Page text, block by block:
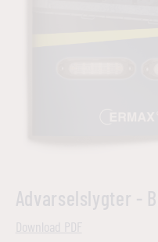
Advarselslygter -
Download PDF